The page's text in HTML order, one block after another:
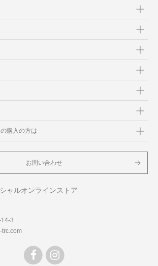
購入の方は
お問い合わせ
ャルオンラインストア
3
trc.com